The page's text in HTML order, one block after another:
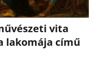
vita
lakomája című